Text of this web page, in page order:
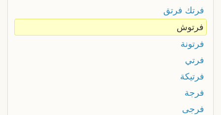
فرتك فرتق
فرتوش
فرتونة
فرتي
فرتيكة
فرجة
فرجى